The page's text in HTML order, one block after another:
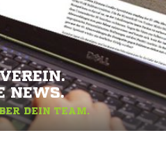
NEWS.
DEIN TEAM.